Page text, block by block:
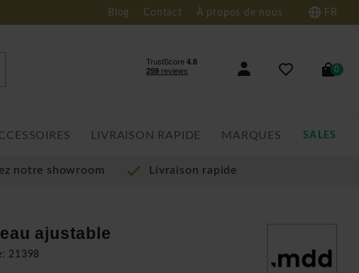
Blog Contact À propos de nous FR
0
LIVRAISON RAPIDE MARQUES SALES
notre showroom Livraison rapide
ajustable
21398